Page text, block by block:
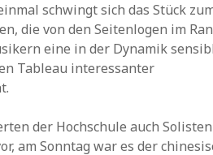
schwingt sich das Stück
die von den Seitenlogen im
eine in der Dynamik
Tableau interessanter
der Hochschule auch
am Sonntag war es der